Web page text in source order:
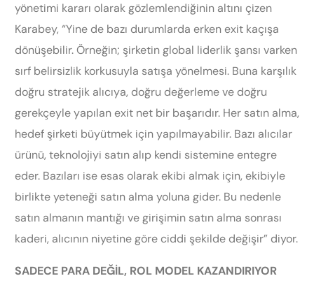
yönetimi kararı olarak gözlemlendiğinin altını çizen
Karabey, “Yine de bazı durumlarda erken exit kaçışa
dönüşebilir. Örneğin; şirketin global liderlik şansı varken
sırf belirsizlik korkusuyla satışa yönelmesi. Buna karşılık
doğru stratejik alıcıya, doğru değerleme ve doğru
gerekçeyle yapılan exit net bir başarıdır. Her satın alma,
hedef şirketi büyütmek için yapılmayabilir. Bazı alıcılar
ürünü, teknolojiyi satın alıp kendi sistemine entegre
eder. Bazıları ise esas olarak ekibi almak için, ekibiyle
birlikte yeteneği satın alma yoluna gider. Bu nedenle
satın almanın mantığı ve girişimin satın alma sonrası
kaderi, alıcının niyetine göre ciddi şekilde değişir” diyor.
SADECE PARA DEĞİL, ROL MODEL KAZANDIRIYOR